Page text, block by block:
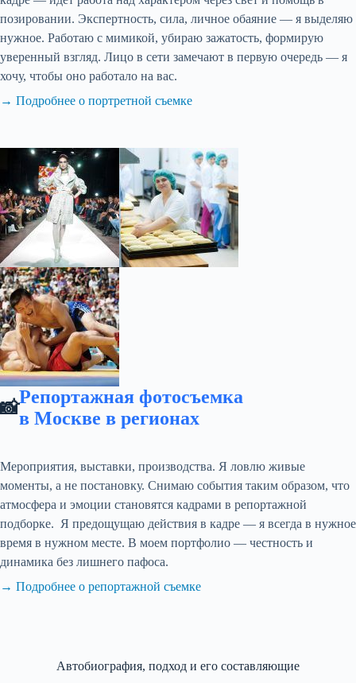
позировании. Экспертность, сила, личное обаяние — я выделяю
нужное. Работаю с мимикой, убираю зажатость, формирую
уверенный взгляд. Лицо в сети замечают в первую очередь — я
хочу, чтобы оно работало на вас.
→ Подробнее о портретной съемке
📸
Репортажная фотосъемка
в Москве в регионах
Мероприятия, выставки, производства. Я ловлю живые
моменты, а не постановку. Снимаю события таким образом, что
атмосфера и эмоции становятся кадрами в репортажной
подборке. Я предощущаю действия в кадре — я всегда в нужное
время в нужном месте. В моем портфолио — честность и
динамика без лишнего пафоса.
→ Подробнее о репортажной съемке
Автобиография, подход и его составляющие